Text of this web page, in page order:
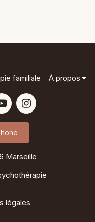
familiale À propos
Marseille
légales